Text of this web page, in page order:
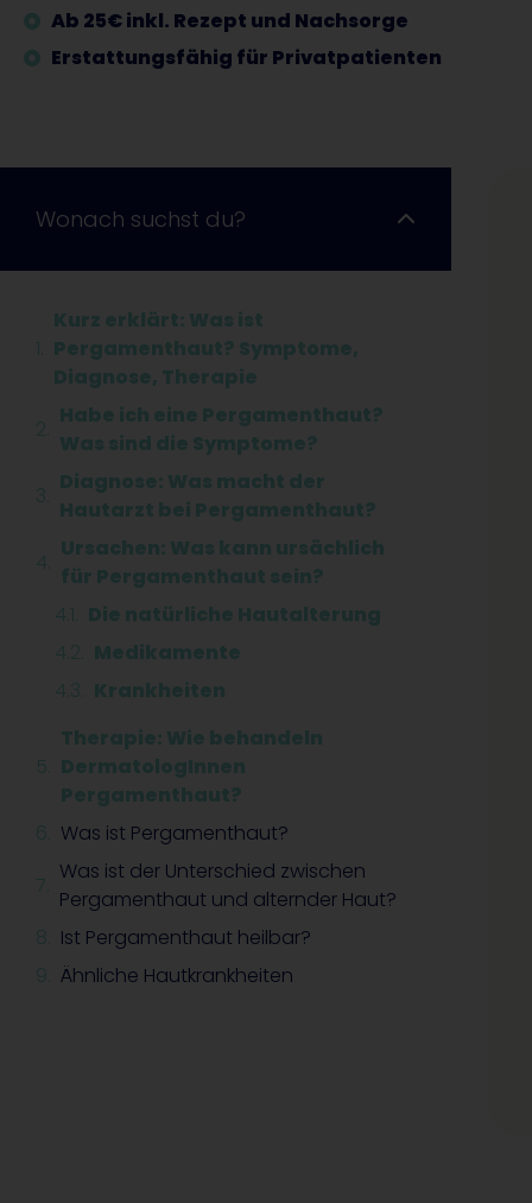
Ab 25€ inkl. Rezept und Nachsorge
Erstattungsfähig für Privatpatienten
Wonach suchst du?
Kurz erklärt: Was ist
Pergamenthaut? Symptome,
Diagnose, Therapie
Habe ich eine Pergamenthaut?
Was sind die Symptome?
Diagnose: Was macht der
Hautarzt bei Pergamenthaut?
Ursachen: Was kann ursächlich
für Pergamenthaut sein?
Die natürliche Hautalterung
Medikamente
Krankheiten
Therapie: Wie behandeln
DermatologInnen
Pergamenthaut?
Was ist Pergamenthaut?
Was ist der Unterschied zwischen
Pergamenthaut und alternder Haut?
Ist Pergamenthaut heilbar?
Ähnliche Hautkrankheiten